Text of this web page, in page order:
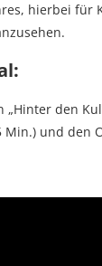
hierbei für
„Hinter den
Min.) und den